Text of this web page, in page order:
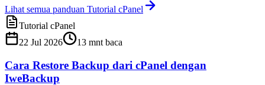
Lihat semua panduan Tutorial cPanel
Tutorial cPanel
22 Jul 2026
13 mnt baca
Cara Restore Backup dari cPanel dengan
IweBackup